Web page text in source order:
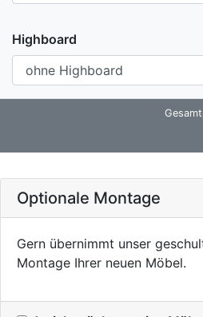
Highboard
Optionale Montage
Gern übernimmt unser
Montage Ihrer neuen Möbel.